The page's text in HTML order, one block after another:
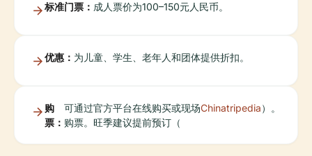
标准门票： 成人票价为100–150元人民币。
优惠： 为儿童、学生、老年人和团体提供折扣。
购
票：
可通过官方平台在线购买或现场
购票。旺季建议提前预订（
Chinatripedia）。